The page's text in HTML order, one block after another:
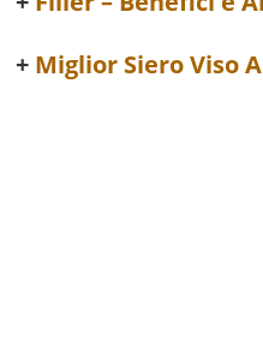
Miglior Siero Viso